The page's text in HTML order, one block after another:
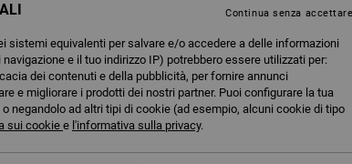
27.5
sistemi equivalenti per salvare e/o accedere a delle informazioni
e il tuo indirizzo IP) potrebbero essere utilizzati per:
dei contenuti e della pubblicità, per fornire annunci
e migliorare i prodotti dei nostri partner. Puoi configurare la tua
negandolo ad altri tipi di cookie (ad esempio, alcuni cookie di tipo
sui cookie e l'informativa sulla privacy.
Continua senza accettare